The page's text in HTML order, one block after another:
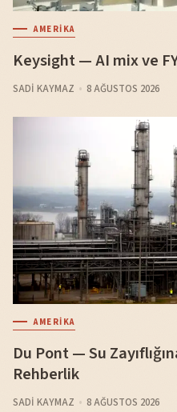
AMERIKA
Keysight — AI mix ve
SADI KAYMAZ 8 AĞUSTOS 2026
AMERIKA
Du Pont — Su
Rehberlik
SADI KAYMAZ 8 AĞUSTOS 2026